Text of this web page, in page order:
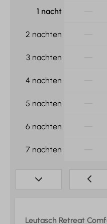
1 nacht
2 nachten
3 nachten
4 nachten
5 nachten
6 nachten
7 nachten
Leutasch Retreat